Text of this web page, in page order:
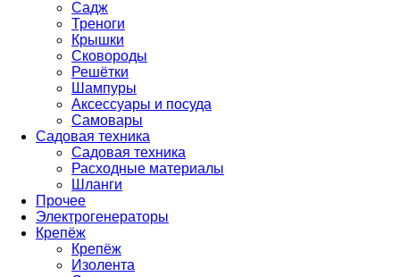
Садж
Треноги
Крышки
Сковороды
Решётки
Шампуры
Аксессуары и посуда
Самовары
Садовая техника
Садовая техника
Расходные материалы
Шланги
Прочее
Электрогенераторы
Крепёж
Крепёж
Изолента